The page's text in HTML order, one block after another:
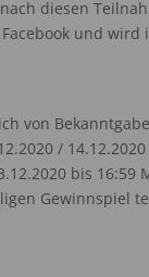
diesen
und
von
/
bis
Gewinnspiel